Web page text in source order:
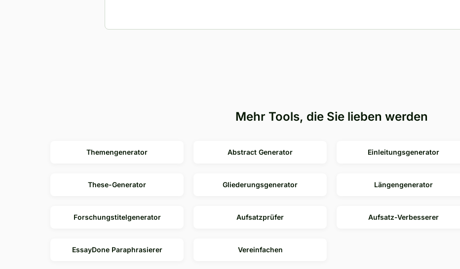
Mehr Tools, die Sie lieben werden
Themengenerator Abstract Generator Einleitungsgenerator
These-Generator Gliederungsgenerator Längengenerator
Forschungstitelgenerator Aufsatzprüfer Aufsatz-Verbesserer
EssayDone Paraphrasierer Vereinfachen